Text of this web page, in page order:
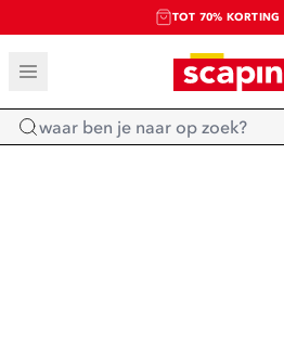
TOT 70% KORTING
SALE: LAATSTE
SHOP NIEUW
Home